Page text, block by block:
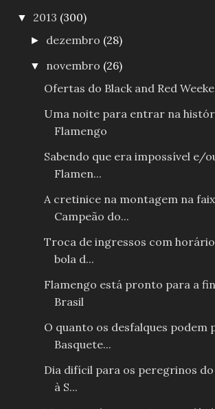
▼ 2013 (300)
► dezembro (28)
▼ novembro (26)
Ofertas do Black and Red
Uma noite para entrar na
Flamengo
Sabendo que era impossível e/
Flamen...
A cretinice na montagem na
Campeão do...
Troca de ingressos com
bola d...
Flamengo está pronto para a
Brasil
O quanto os desfalques podem
Basquete...
Dia difícil para os peregrinos
à S...